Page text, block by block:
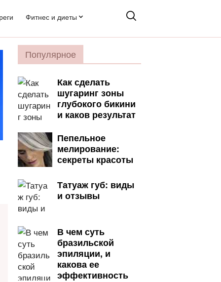
Фитнес и диеты
Популярное
Как сделать
шугаринг зоны
глубокого бикини
и каков результат
Пепельное
мелирование:
секреты красоты
Татуаж губ: виды
и отзывы
В чем суть
бразильской
эпиляции, и
какова ее
эффективность